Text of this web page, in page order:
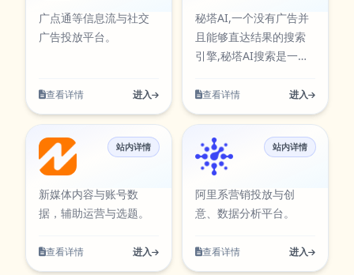
果质量的同时提升执行
效率，减少重复操作带
中同步展示，访问入
口：
https://aiapps.kunqiongai.com/#1103。
整参数与输出方式，帮
助你在保证结果质量的
同时提升执行效率，减
成本。当前条目已在本
站AI工具卡片中同步展
示，访问入口：
https://
广点通等信息流与社交
广告投放平台。
查看详情 进入
秘塔AI,一个没有广告并
且能够直达结果的搜索
引擎,秘塔AI搜索是一个
结果的搜索引擎。 秘塔
AI搜索是秘塔科技旗下
简单、无广告、直接的
搜索答案。 2025年2月3
日，秘塔科技宣布在秘
塔AI搜索中集成“满血版”
型。 2月18日，秘塔科
查看详情 进入
新榜
站内详情
新媒体内容与账号数
据，辅助运营与选题。
查看详情 进入
阿里妈妈
站内详情
阿里系营销投放与创
意、数据分析平台。
查看详情 进入